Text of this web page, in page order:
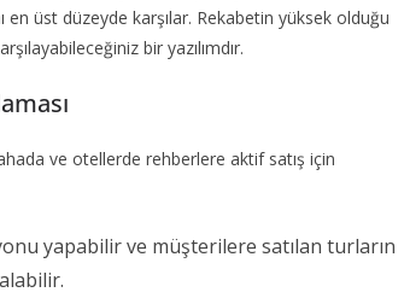
üst düzeyde karşılar. Rekabetin yüksek olduğu
bir yazılımdır.
ve otellerde rehberlere aktif satış için
yapabilir ve müşterilere satılan turların